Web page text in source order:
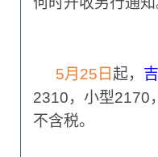
5月25日 起，
2310，小型2170
不含税。